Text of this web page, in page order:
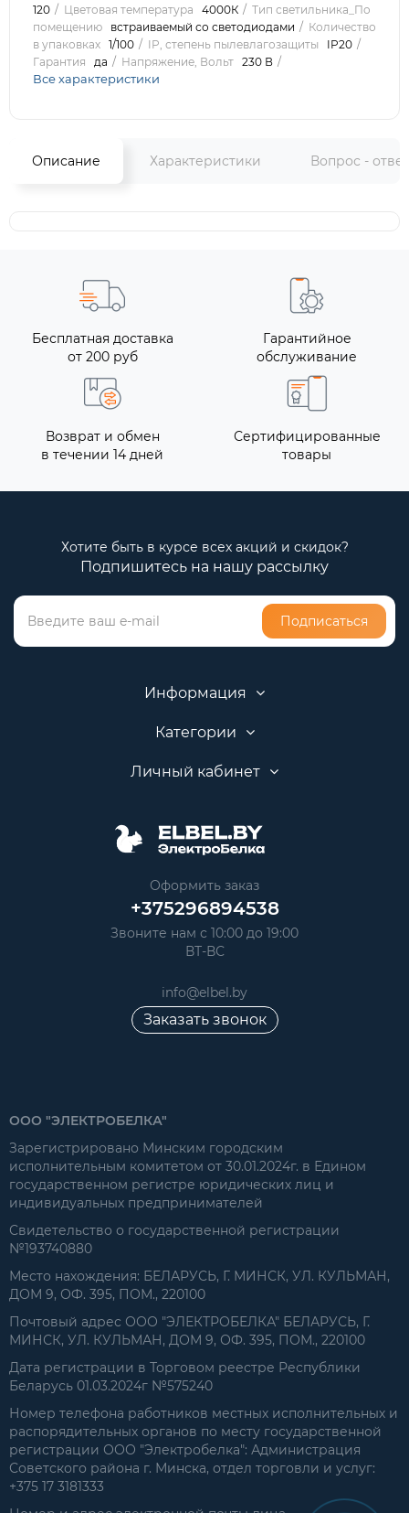
120
Цветовая температура 4000К
Тип светильника_По
помещению
встраиваемый со светодиодами
Количество
в упаковках 1/100 IP, степень пылевлагозащиты
IP20
Гарантия
да Напряжение, Вольт 230 В
Все характеристики
Описание Характеристики Вопрос -
Бесплатная доставка
от 200 руб
Гарантийное
обслуживание
Возврат и обмен
в течении 14 дней
Сертифицированные
товары
Хотите быть в курсе всех акций и скидок?
Подпишитесь на нашу рассылку
Подписаться
Информация
Категории
Личный кабинет
Оформить заказ
+375296894538
Звоните нам с 10:00 до 19:00
ВТ-ВС
info@elbel.by
Заказать звонок
ООО "ЭЛЕКТРОБЕЛКА"
Зарегистрировано Минским городским
исполнительным комитетом от 30.01.2024г. в Едином
государственном регистре юридических лиц и
индивидуальных предпринимателей
Свидетельство о государственной регистрации
№193740880
Место нахождения: БЕЛАРУСЬ, Г. МИНСК, УЛ. КУЛЬМАН,
ДОМ 9, ОФ. 395, ПОМ., 220100
Почтовый адрес ООО "ЭЛЕКТРОБЕЛКА" БЕЛАРУСЬ, Г.
МИНСК, УЛ. КУЛЬМАН, ДОМ 9, ОФ. 395, ПОМ., 220100
Дата регистрации в Торговом реестре Республики
Беларусь 01.03.2024г №575240
Номер телефона работников местных исполнительных и
распорядительных органов по месту государственной
регистрации ООО "Электробелка": Администрация
Советского района г. Минска, отдел торговли и услуг:
+375 17 3181333